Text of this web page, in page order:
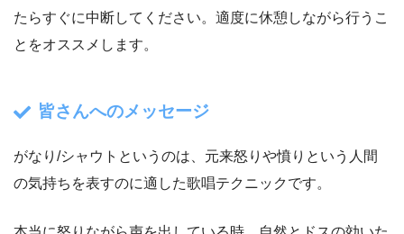
たらすぐに中断してください。適度に休憩しながら行うこ
とをオススメします。
皆さんへのメッセージ
がなり/シャウトというのは、元来怒りや憤りという人間
の気持ちを表すのに適した歌唱テクニックです。